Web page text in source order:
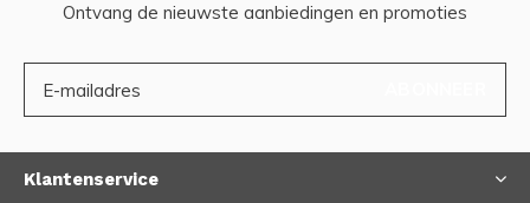
Ontvang de nieuwste aanbiedingen en promoties
Klantenservice